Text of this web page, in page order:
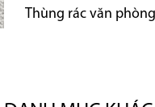
Thùng rác văn phòng